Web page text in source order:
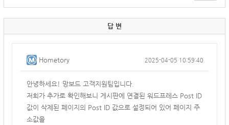
답 변
Hometory 2025-04-05 10:59:40
안녕하세요! 망보드 고객지원팀입니다.
저희가 추가로 확인해보니 게시판에 연결된 워드프레스 Post ID
값이 삭제된 페이지의 Post ID 값으로 설정되어 있어 페이지 주
소값을